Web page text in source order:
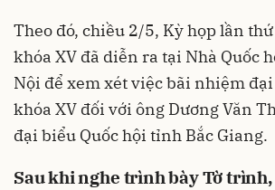
Theo đó, chiều 2/5, Kỳ họp lần
khóa XV đã diễn ra tại Nhà Quốc
Nội để xem xét việc bãi nhiệm
khóa XV đối với ông Dương Văn
đại biểu Quốc hội tỉnh Bắc Giang.
Sau khi nghe trình bày Tờ trình,